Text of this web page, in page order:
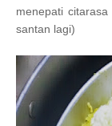
menepati
santan lagi)